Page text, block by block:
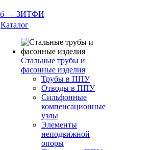
Каталог
Стальные трубы и
фасонные изделия
Трубы в ППУ
Отводы в ППУ
Сильфонные
компенсационные
узлы
Элементы
неподвижной
опоры